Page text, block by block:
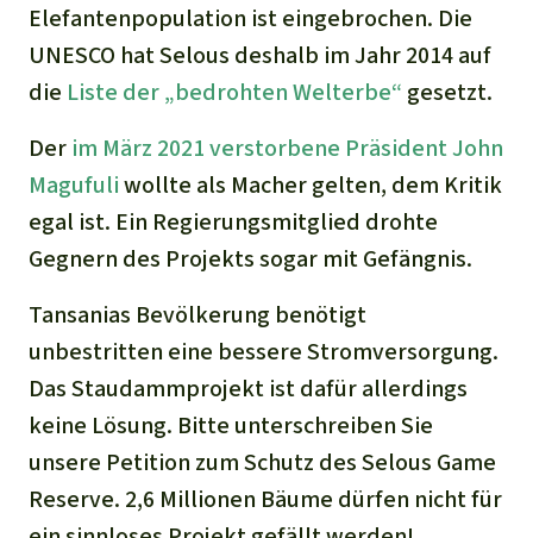
Elefantenpopulation ist eingebrochen. Die
UNESCO hat Selous deshalb im Jahr 2014 auf
die Liste der „bedrohten Welterbe“ gesetzt.
Der im März 2021 verstorbene Präsident John
Magufuliwollte als Macher gelten, dem Kritik
egal ist. Ein Regierungsmitglied drohte
Gegnern des Projekts sogar mit Gefängnis.
Tansanias Bevölkerung benötigt
unbestritten eine bessere Stromversorgung.
Das Staudammprojekt ist dafür allerdings
keine Lösung. Bitte unterschreiben Sie
unsere Petition zum Schutz des Selous Game
Reserve. 2,6 Millionen Bäume dürfen nicht für